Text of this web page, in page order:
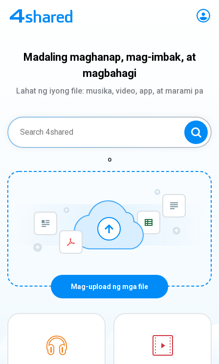
Madaling maghanap, mag-imbak, at
magbahagi
Lahat ng iyong file: musika, video, app, at marami pa
o
Mag-upload ng mga file